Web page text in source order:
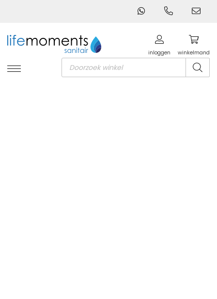
Producten
zoeken
inloggen winkelmand